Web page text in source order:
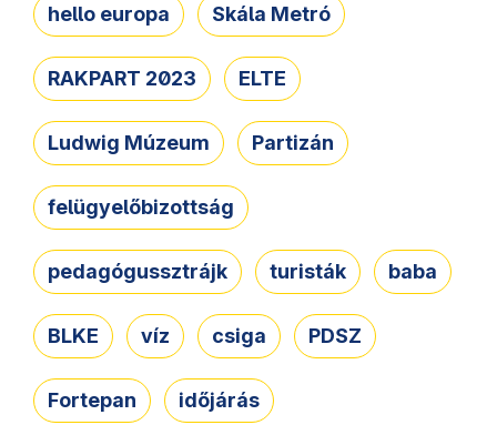
hello europa Skála Metró
RAKPART 2023 ELTE
Ludwig Múzeum Partizán
felügyelőbizottság
pedagógussztrájk turisták baba
BLKE víz csiga PDSZ
Fortepan időjárás